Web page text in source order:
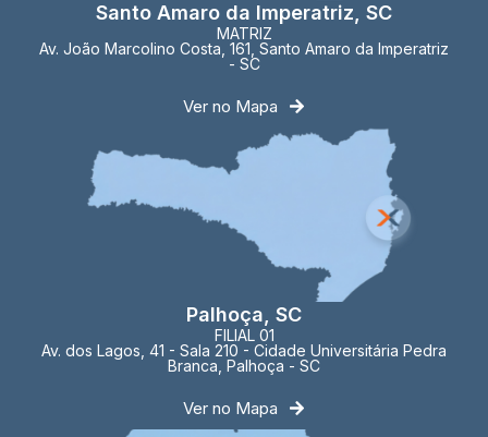
Santo Amaro da Imperatriz, SC
MATRIZ
Av. João Marcolino Costa, 161, Santo Amaro da Imperatriz
- SC
Ver no Mapa
Palhoça, SC
FILIAL 01
Av. dos Lagos, 41 - Sala 210 - Cidade Universitária Pedra
Branca, Palhoça - SC
Ver no Mapa